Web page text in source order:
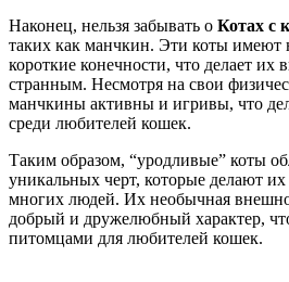
Наконец, нельзя забывать о Котах с
таких как манчкин. Эти коты имеют
короткие конечности, что делает их
странным. Несмотря на свои
манчкины активны и игривы, что
среди любителей кошек.
Таким образом, “уродливые” коты
уникальных черт, которые делают
многих людей. Их необычная
добрый и дружелюбный характер,
питомцами для любителей кошек.